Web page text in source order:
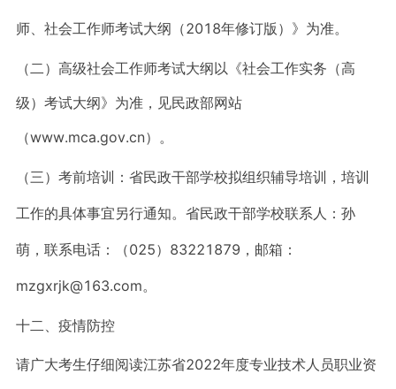
师、社会工作师考试大纲（2018年修订版）》为准。
（二）高级社会工作师考试大纲以《社会工作实务（高
级）考试大纲》为准，见民政部网站
（www.mca.gov.cn）。
（三）考前培训：省民政干部学校拟组织辅导培训，培训
工作的具体事宜另行通知。省民政干部学校联系人：孙
萌，联系电话：（025）83221879，邮箱：
mzgxrjk@163.com。
十二、疫情防控
请广大考生仔细阅读江苏省2022年度专业技术人员职业资